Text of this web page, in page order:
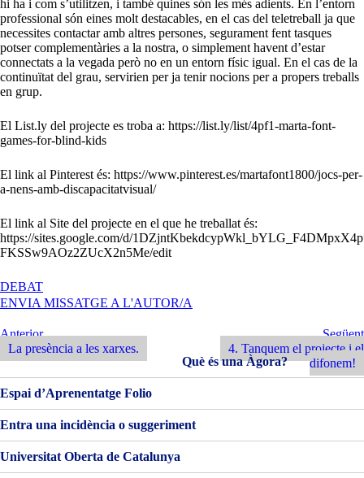
hi ha i com s’utilitzen, i també quines són les més adients. En l’entorn
professional són eines molt destacables, en el cas del teletreball ja que
necessites contactar amb altres persones, segurament fent tasques
potser complementàries a la nostra, o simplement havent d’estar
connectats a la vegada però no en un entorn físic igual. En el cas de la
continuïtat del grau, servirien per ja tenir nocions per a propers treballs
en grup.
El List.ly del projecte es troba a: https://list.ly/list/4pf1-marta-font-
games-for-blind-kids
El link al Pinterest és: https://www.pinterest.es/martafont1800/jocs-per-
a-nens-amb-discapacitatvisual/
El link al Site del projecte en el que he treballat és:
https://sites.google.com/d/
FKSSw9AOz2ZUcX2n5Me/edit
DEBATA
VALORACIÓ
ENVIA MISSATGE A L'AUTOR/A
Navegació
d'entrades
Entrada
Anterior
Anterior
La presència a les xarxes.
Següent
Entrada
Següent
4. Tanquem el projecte i el
difonem!
Què és una Àgora?
Espai d’Aprenentatge Folio
Entra una incidència o suggeriment
Universitat Oberta de Catalunya